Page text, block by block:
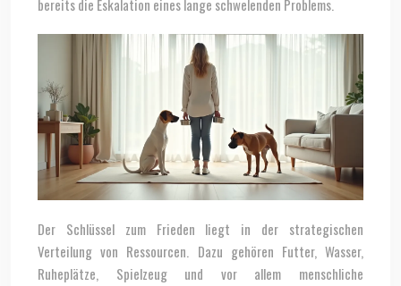
bereits die Eskalation eines lange schwelenden Problems.
Der Schlüssel zum Frieden liegt in der strategischen
Verteilung von Ressourcen. Dazu gehören Futter, Wasser,
Ruheplätze, Spielzeug und vor allem menschliche